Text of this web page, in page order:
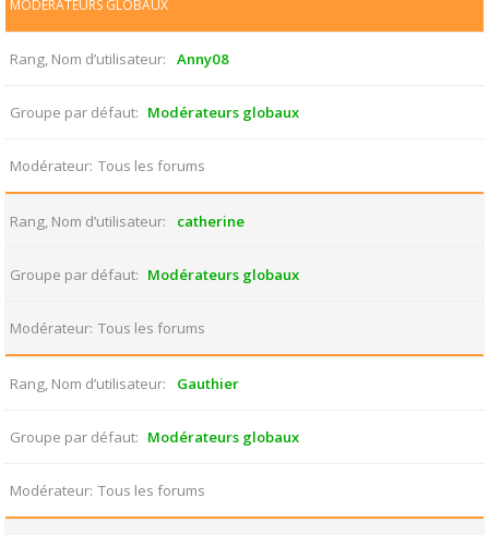
MODÉRATEURS GLOBAUX
Rang, Nom d’utilisateur Anny08
Groupe par défaut Modérateurs globaux
Modérateur Tous les forums
Rang, Nom d’utilisateur catherine
Groupe par défaut Modérateurs globaux
Modérateur Tous les forums
Rang, Nom d’utilisateur Gauthier
Groupe par défaut Modérateurs globaux
Modérateur Tous les forums